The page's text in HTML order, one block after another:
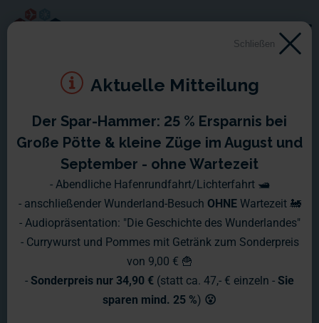
Montag, 02.08. - Sonntag,
08.08.2010
Auf in eine neue Woche, natürlich wieder mit einem neuen
Wochenbericht aus dem Miniatur Wunderland.
Schließen
Aktuelle Mitteilung
Der Spar-Hammer: 25 % Ersparnis bei
Große Pötte & kleine Züge im August und
September - ohne Wartezeit
- Abendliche Hafenrundfahrt/Lichterfahrt 🛥️
- anschließender Wunderland-Besuch OHNE Wartezeit 🚂
- Audiopräsentation: "Die Geschichte des Wunderlandes"
- Currywurst und Pommes mit Getränk zum Sonderpreis
von 9,00 € 🍟
- Sonderpreis nur 34,90 € (statt ca. 47,- € einzeln - Sie
sparen mind. 25 %) 😮